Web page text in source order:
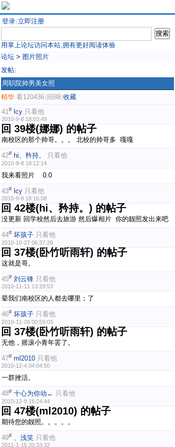
登录 立即注册
用掌上论坛访问本站,拥有更好阅读体验
论坛 > 图片照片
发帖
周职院帅男美女照
精华 看120436 回88 收藏
41# lcy 只看他
2010-9-8 18:03:49
回 39楼(娜娜) 的帖子
南校区的那个帅哥。。。 北校的帅哥多 嘎嘎
42# hi、矜持。 只看他
2010-9-8 18:12:14
我来看照片 0.0
43# lcy 只看他
2010-9-8 18:16:08
回 42楼(hi、矜持。) 的帖子
没更新 回学校然后去旅游 然后爆相片 你的靓照发出来吧
44# 坏孩子 只看他
2010-10-27 06:37:28
回 37楼(卧竹听雨轩) 的帖子
这就是哥。
45# 刘云锋 只看他
2010-11-11 13:29:53
晕我们南校区的人都去哪里；了
46# 坏孩子 只看他
2010-11-26 00:59:03
回 37楼(卧竹听雨轩) 的帖子
无他，摇滚小青年罢了。
47# ml2010 只看他
2010-12-4 04:04:50
一群挫活。
48# 十心为你动← 只看他
2010-12-9 16:24:44
回 47楼(ml2010) 的帖子
期待您的靓照。。。。。
49# 、浅笑 只看他
2011-1-15 20:33:32